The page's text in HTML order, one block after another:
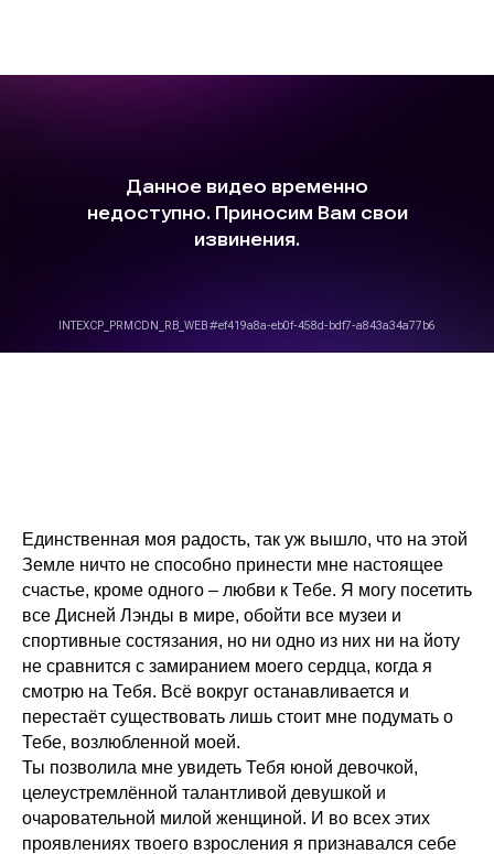
Единственная моя радость, так уж вышло, что на этой
Земле ничто не способно принести мне настоящее
счастье, кроме одного – любви к Тебе. Я могу посетить
все Дисней Лэнды в мире, обойти все музеи и
спортивные состязания, но ни одно из них ни на йоту
не сравнится с замиранием моего сердца, когда я
смотрю на Тебя. Всё вокруг останавливается и
перестаёт существовать лишь стоит мне подумать о
Тебе, возлюбленной моей.
Ты позволила мне увидеть Тебя юной девочкой,
целеустремлённой талантливой девушкой и
очаровательной милой женщиной. И во всех этих
проявлениях твоего взросления я признавался себе